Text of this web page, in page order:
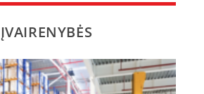
ĮVAIRENYBĖS